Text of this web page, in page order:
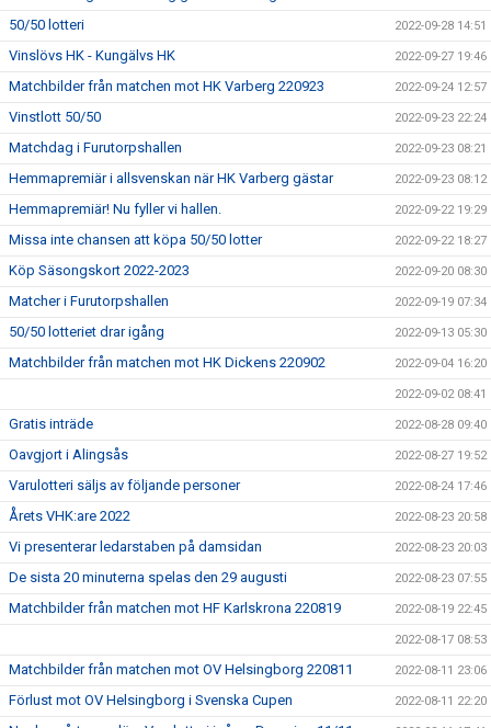
50/50 lotteri 2022-09-28 14:51
Vinslövs HK - Kungälvs HK 2022-09-27 19:46
Matchbilder från matchen mot HK Varberg 220923 2022-09-24 12:57
Vinstlott 50/50 2022-09-23 22:24
Matchdag i Furutorpshallen 2022-09-23 08:21
Hemmapremiär i allsvenskan när HK Varberg gästar 2022-09-23 08:12
Hemmapremiär! Nu fyller vi hallen. 2022-09-22 19:29
Missa inte chansen att köpa 50/50 lotter 2022-09-22 18:27
Köp Säsongskort 2022-2023 2022-09-20 08:30
Matcher i Furutorpshallen 2022-09-19 07:34
50/50 lotteriet drar igång 2022-09-13 05:30
Matchbilder från matchen mot HK Dickens 220902 2022-09-04 16:20
2022-09-02 08:41
Gratis inträde 2022-08-28 09:40
Oavgjort i Alingsås 2022-08-27 19:52
Varulotteri säljs av följande personer 2022-08-24 17:46
Årets VHK:are 2022 2022-08-23 20:58
Vi presenterar ledarstaben på damsidan 2022-08-23 20:03
De sista 20 minuterna spelas den 29 augusti 2022-08-23 07:55
Matchbilder från matchen mot HF Karlskrona 220819 2022-08-19 22:45
2022-08-17 08:53
Matchbilder från matchen mot OV Helsingborg 220811 2022-08-11 23:06
Förlust mot OV Helsingborg i Svenska Cupen 2022-08-11 22:20